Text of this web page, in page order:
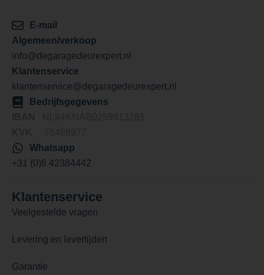
E-mail
Algemeen/verkoop
info@degaragedeurexpert.nl
Klantenservice
klantenservice@degaragedeurexpert.nl
Bedrijfsgegevens
Whatsapp
+31 (0)6 42384442
Klantenservice
Veelgestelde vragen
Levering en levertijden
Garantie